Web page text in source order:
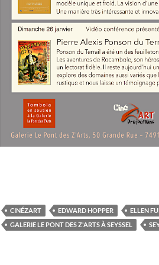
CINÉZART EDWARD HOPPER
ELLEN
GALERIE LE PONT DES Z'ARTS À SEYSSEL